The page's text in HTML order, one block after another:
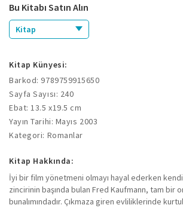
Bu Kitabı Satın Alın
Kitap
Kitap Künyesi:
Barkod: 9789759915650
Sayfa Sayısı: 240
Ebat: 13.5 x19.5 cm
Yayın Tarihi: Mayıs 2003
Kategori: Romanlar
Kitap Hakkında:
İyi bir film yönetmeni olmayı hayal ederken
zincirinin başında bulan Fred Kaufmann, tam bir
bunalımındadır. Çıkmaza giren evliliklerinde